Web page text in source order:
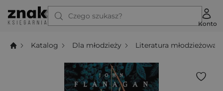
Czego szukasz?
Konto
Katalog Dla młodzieży Literatura młodzieżowa